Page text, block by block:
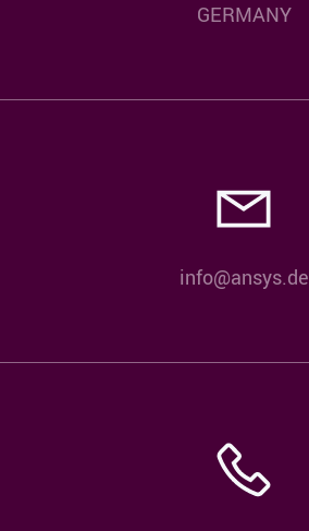
GERMANY
info@ansys.de